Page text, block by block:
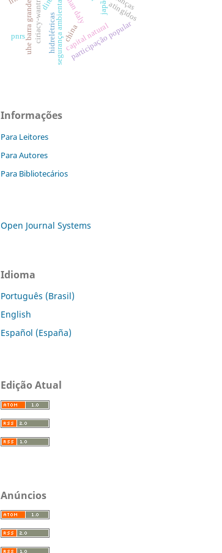
ciriacy-wantrup segurança ambientalcapital natural
japão
participação popular
atingidos
hidrelétricas
uhe barra grande.
pnrs china
Informações
Para Leitores
Para Autores
Para Bibliotecários
Open Journal Systems
Idioma
Português (Brasil)
English
Español (España)
Edição Atual
Anúncios